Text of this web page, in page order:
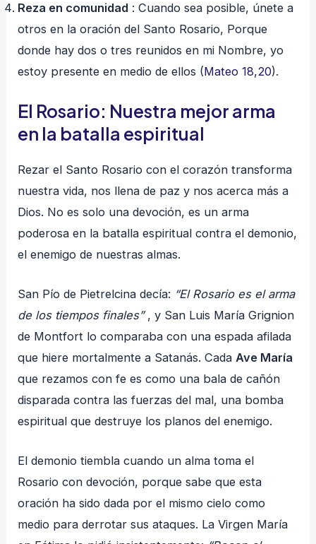
Reza en comunidad : Cuando sea posible, únete a
otros en la oración del Santo Rosario, Porque
donde hay dos o tres reunidos en mi Nombre, yo
estoy presente en medio de ellos (Mateo 18,20).
El Rosario: Nuestra mejor arma
en la batalla espiritual
Rezar el Santo Rosario con el corazón transforma
nuestra vida, nos llena de paz y nos acerca más a
Dios. No es solo una devoción, es un arma
poderosa en la batalla espiritual contra el demonio,
el enemigo de nuestras almas.
San Pío de Pietrelcina decía: “El Rosario es el arma
de los tiempos finales”, y San Luis María Grignion
de Montfort lo comparaba con una espada afilada
que hiere mortalmente a Satanás. Cada Ave María
que rezamos con fe es como una bala de cañón
disparada contra las fuerzas del mal, una bomba
espiritual que destruye los planos del enemigo.
El demonio tiembla cuando un alma toma el
Rosario con devoción, porque sabe que esta
oración ha sido dada por el mismo cielo como
medio para derrotar sus ataques. La Virgen María